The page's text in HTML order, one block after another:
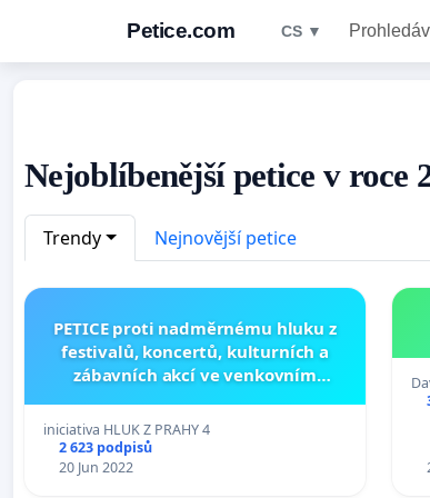
Petice.com CS ▼
Nejoblíbenější petice v roce
Trendy Nejnovější petice
PETICE proti nadměrnému hluku z
festivalů, koncertů, kulturních a
zábavních akcí ve venkovním
iniciativa HLUK Z PRAHY 4
2 623 podpisů
20 Jun 2022